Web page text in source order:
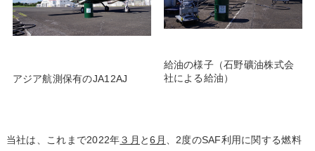
アジア航測保有のJA12AJ
給油の様子（石野礦油株式会
社による給油）
当社は、これまで2022年３月 と6月
、2度のSAF利用に関する燃料